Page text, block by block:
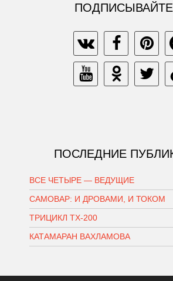
ПОСЛЕДНИЕ
ВСЕ ЧЕТЫРЕ — ВЕДУЩИЕ
САМОВАР: И ДРОВАМИ, И ТОКОМ
ТРИЦИКЛ ТХ-200
КАТАМАРАН ВАХЛАМОВА